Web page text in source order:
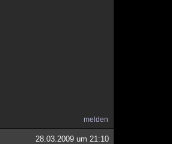
melden
28.03.2009 um 21:10